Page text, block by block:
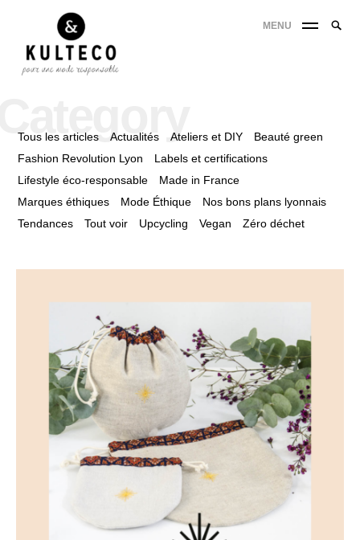
MENU
Tous les articles Actualités Ateliers et DIY
Beauté green
Fashion Revolution Lyon
Labels et certifications
Lifestyle éco-responsable
Made in France
Marques éthiques
Mode Éthique
Nos bons plans lyonnais
Tendances
Tout voir Upcycling Vegan Zéro déchet